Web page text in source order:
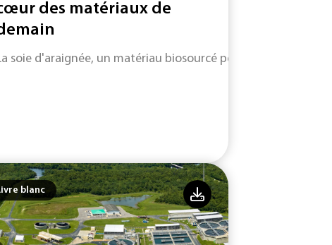
des matériaux de
soie d'araignée, un matériau biosourcé performant et
blanc